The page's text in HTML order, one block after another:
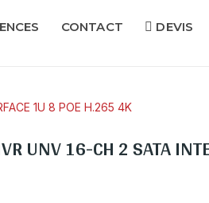
CONTACT DEVIS
1U 8 POE H.265 4K
UNV 16-CH 2 SATA